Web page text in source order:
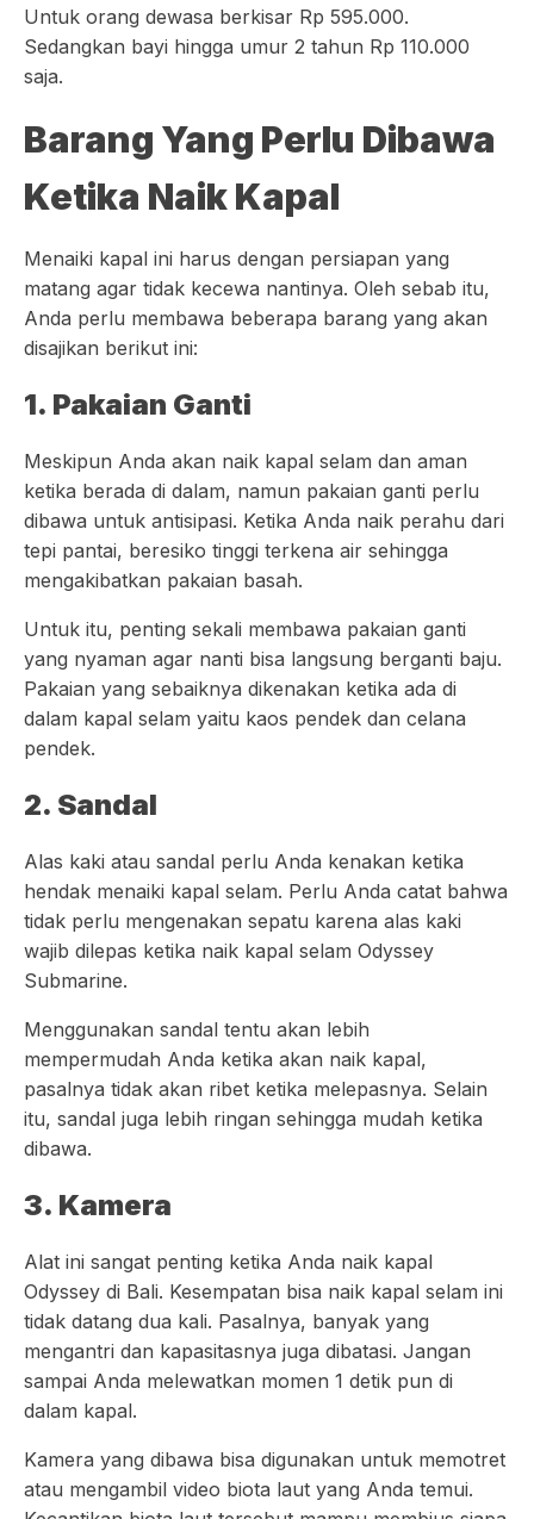
Untuk orang dewasa berkisar Rp 595.000.
Sedangkan bayi hingga umur 2 tahun Rp 110.000
saja.
Barang Yang Perlu Dibawa
Ketika Naik Kapal
Menaiki kapal ini harus dengan persiapan yang
matang agar tidak kecewa nantinya. Oleh sebab itu,
Anda perlu membawa beberapa barang yang akan
disajikan berikut ini:
1. Pakaian Ganti
Meskipun Anda akan naik kapal selam dan aman
ketika berada di dalam, namun pakaian ganti perlu
dibawa untuk antisipasi. Ketika Anda naik perahu dari
tepi pantai, beresiko tinggi terkena air sehingga
mengakibatkan pakaian basah.
Untuk itu, penting sekali membawa pakaian ganti
yang nyaman agar nanti bisa langsung berganti baju.
Pakaian yang sebaiknya dikenakan ketika ada di
dalam kapal selam yaitu kaos pendek dan celana
pendek.
2. Sandal
Alas kaki atau sandal perlu Anda kenakan ketika
hendak menaiki kapal selam. Perlu Anda catat bahwa
tidak perlu mengenakan sepatu karena alas kaki
wajib dilepas ketika naik kapal selam Odyssey
Submarine.
Menggunakan sandal tentu akan lebih
mempermudah Anda ketika akan naik kapal,
pasalnya tidak akan ribet ketika melepasnya. Selain
itu, sandal juga lebih ringan sehingga mudah ketika
dibawa.
3. Kamera
Alat ini sangat penting ketika Anda naik kapal
Odyssey di Bali. Kesempatan bisa naik kapal selam ini
tidak datang dua kali. Pasalnya, banyak yang
mengantri dan kapasitasnya juga dibatasi. Jangan
sampai Anda melewatkan momen 1 detik pun di
dalam kapal.
Kamera yang dibawa bisa digunakan untuk memotret
atau mengambil video biota laut yang Anda temui.